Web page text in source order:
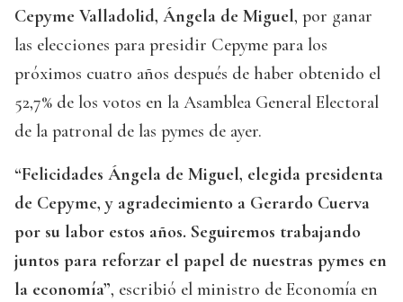
Cepyme Valladolid, Ángela de Miguel, por ganar
las elecciones para presidir Cepyme para los
próximos cuatro años después de haber obtenido el
52,7% de los votos en la Asamblea General Electoral
de la patronal de las pymes de ayer.
“Felicidades Ángela de Miguel, elegida presidenta
de Cepyme, y agradecimiento a Gerardo Cuerva
por su labor estos años. Seguiremos trabajando
juntos para reforzar el papel de nuestras pymes en
la economía”, escribió el ministro de Economía en